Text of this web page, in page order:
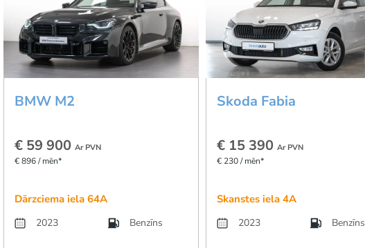
BMW M2
€ 59 900 Ar PVN
€ 896 / mēn*
Dārzciema iela 64A
2023 Benzīns
Skoda Fabia
€ 15 390Ar PVN
€ 230 / mēn*
Skanstes iela 4A
2023 Benzīns